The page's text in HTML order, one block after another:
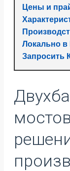
Цены и
Локально
Запросить